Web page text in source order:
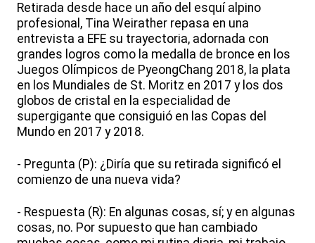
Retirada desde hace un año del esquí alpino
profesional, Tina Weirather repasa en una
entrevista a EFE su trayectoria, adornada con
grandes logros como la medalla de bronce en los
Juegos Olímpicos de PyeongChang 2018, la plata
en los Mundiales de St. Moritz en 2017 y los dos
globos de cristal en la especialidad de
supergigante que consiguió en las Copas del
Mundo en 2017 y 2018.
- Pregunta (P): ¿Diría que su retirada significó el
comienzo de una nueva vida?
- Respuesta (R): En algunas cosas, sí; y en algunas
cosas, no. Por supuesto que han cambiado